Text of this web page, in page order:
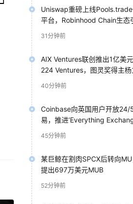
Uniswap重磅上线
平台，Robinhood Chain生态
31分钟前
AIX Ventures联创推出1亿美
224 Ventures，图灵奖得主杨
40分钟前
Coinbase向英国用户开放24/
易，推进‘Everything
45分钟前
某巨鲸在割肉SPCX后转向
提出697万美元MUB
52分钟前